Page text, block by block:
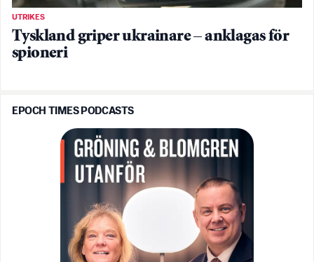
UTRIKES
Tyskland griper ukrainare – anklagas för
spioneri
EPOCH TIMES PODCASTS